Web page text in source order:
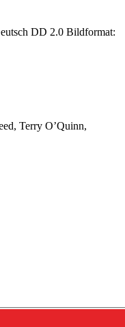
DD 2.0 Bildformat:
Terry O’Quinn,